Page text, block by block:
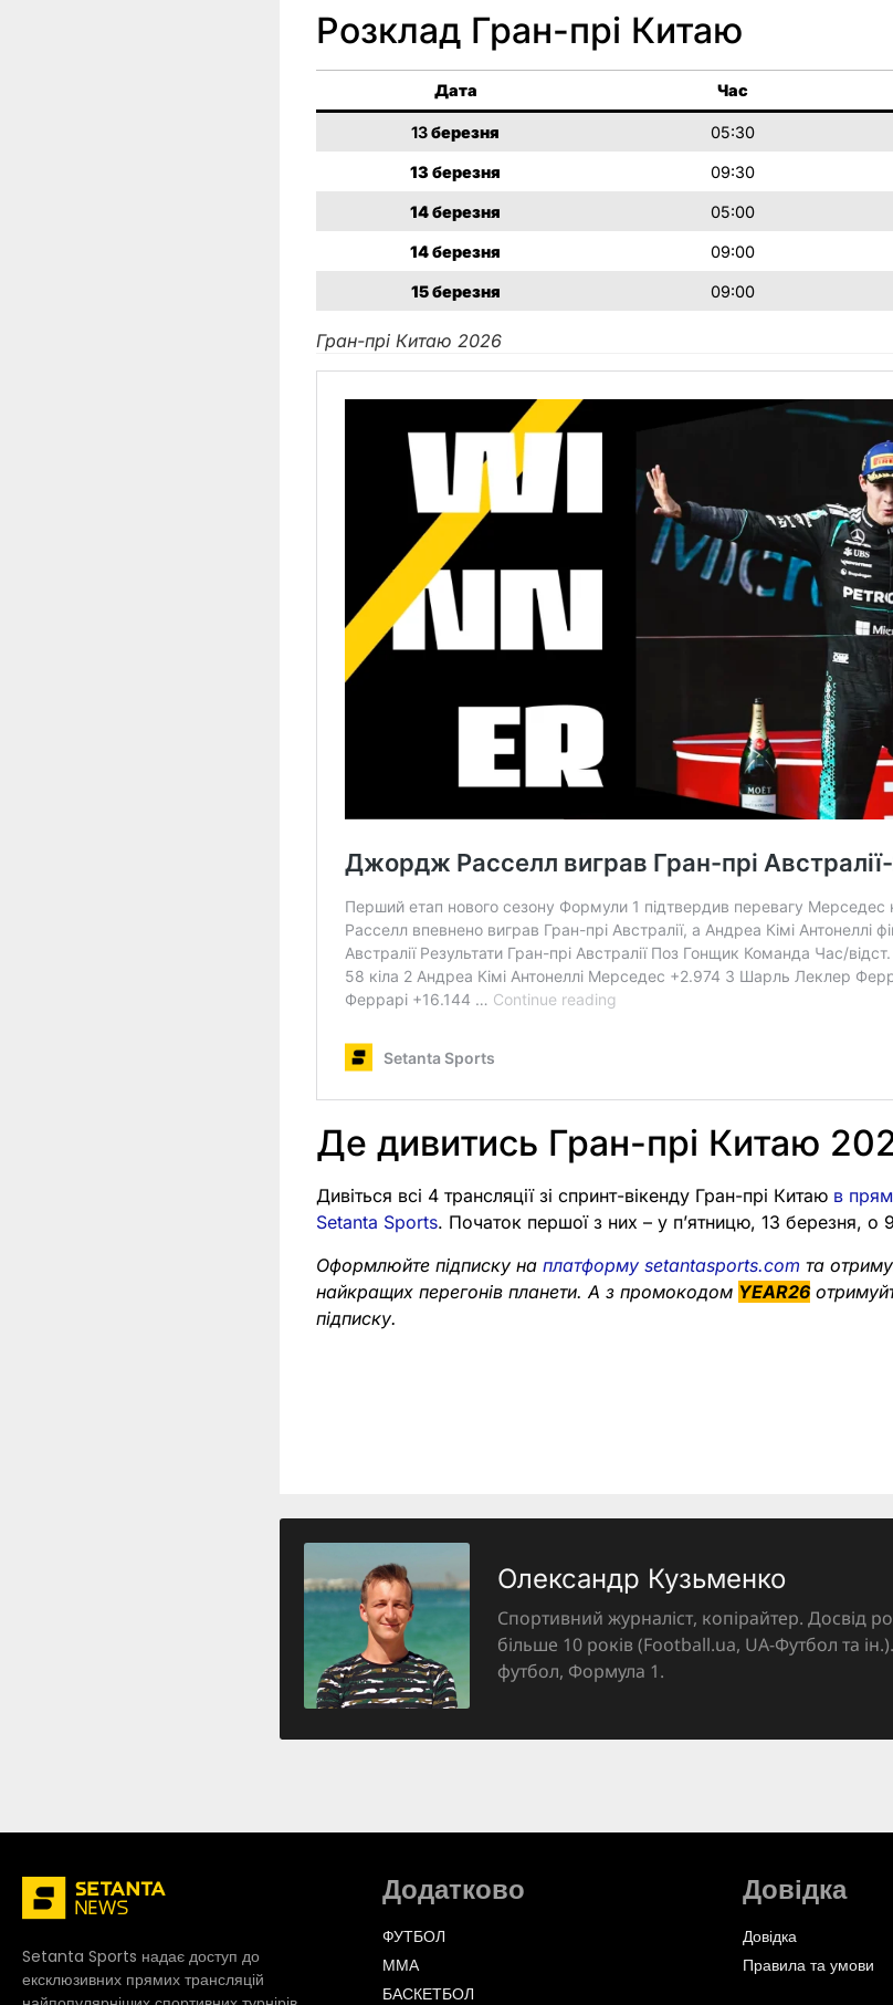
Розклад Гран-прі Китаю
Дата Час
13березня 05:30
13березня 09:30
14березня 05:00
14березня 09:00
15березня 09:00
Гран-прі Китаю 2026
Де дивитись Гран-прі Китаю
Дивіться всі 4 трансляції зі спринт-вікенду Гран-прі Китаю в
Setanta Sports. Початок першої з них – у пʼятницю, 13 березня, о
Оформлюйте підписку наплатформу setantasports.com та
найкращих перегонів планети. А з промокодом YEAR26
підписку.
Олександр Кузьменко
Спортивний журналіст, копірайтер. Досвід
більше 10 років (Football.ua, UA-Футбол та
футбол, Формула 1.
Setanta Sports надає доступ до
ексклюзивних прямих трансляцій
Додатково
ФУТБОЛ
ММА
БАСКЕТБОЛ
Довідка
Довідка
Правила та умови